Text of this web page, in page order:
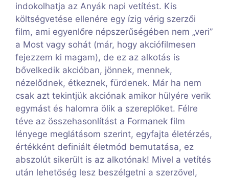
indokolhatja az Anyák napi vetítést. Kis
költségvetése ellenére egy ízig vérig szerzői
film, ami egyenlőre népszerűségében nem „veri”
a Most vagy sohát (már, hogy akciófilmesen
fejezzem ki magam), de ez az alkotás is
bővelkedik akcióban, jönnek, mennek,
nézelődnek, étkeznek, fürdenek. Már ha nem
csak azt tekintjük akciónak amikor hülyére verik
egymást és halomra ölik a szereplőket. Félre
téve az összehasonlítást a Formanek film
lényege meglátásom szerint, egyfajta életérzés,
értékként definiált életmód bemutatása, ez
abszolút sikerült is az alkotónak! Mivel a vetítés
után lehetőség lesz beszélgetni a szerzővel,